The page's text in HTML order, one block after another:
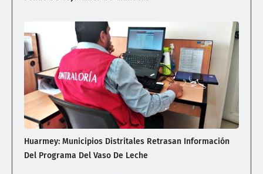
Huarmey: Municipios Distritales Retrasan Información
Del Programa Del Vaso De Leche